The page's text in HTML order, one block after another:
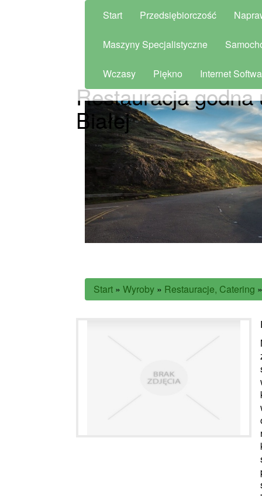
Start Przedsiębiorczość
Maszyny Specjalistyczne
Wczasy Piękno Internet
Restauracja
Białej
Start » Wyroby » Restauracje, Catering